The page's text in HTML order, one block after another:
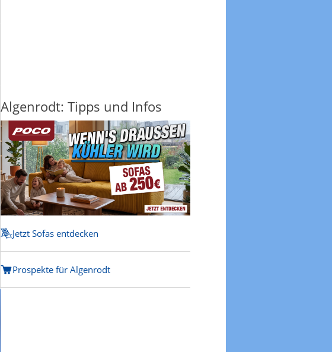
Algenrodt: Tipps und Infos
Jetzt Sofas entdecken
Prospekte für Algenrodt